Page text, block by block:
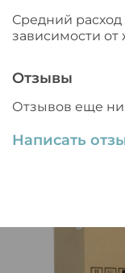
Средний расход
зависимости от
Отзывы
Отзывов еще
Написать